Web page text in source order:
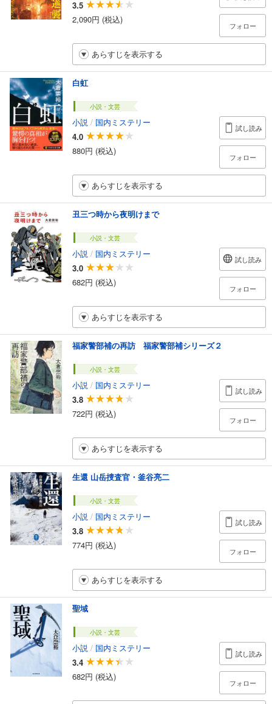
3.5
2,090円 (税込)
フォロー
あらすじを表示する
白虹
小説・文芸
小説 / 国内ミステリー
4.0
880円 (税込)
試し読み
フォロー
あらすじを表示する
丑三つ時から夜明けまで
小説・文芸
小説 / 国内ミステリー
3.0
682円 (税込)
試し読み
フォロー
あらすじを表示する
福家警部補の再訪 福家警部補シリーズ２
小説・文芸
小説 / 国内ミステリー
3.8
722円 (税込)
試し読み
フォロー
あらすじを表示する
生還 山岳捜査官・釜谷亮二
小説・文芸
小説 / 国内ミステリー
3.8
774円 (税込)
試し読み
フォロー
あらすじを表示する
聖域
小説・文芸
小説 / 国内ミステリー
3.4
682円 (税込)
試し読み
フォロー